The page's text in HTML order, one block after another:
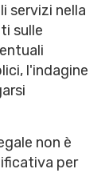
servizi nella
sulle
l'indagine
non è
per